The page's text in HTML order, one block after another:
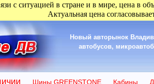
с ситуацией в стране и в мире, цена в
Актуальная цена
Новый авторынок
автобусов,
Шины GREENSTONE Кабины